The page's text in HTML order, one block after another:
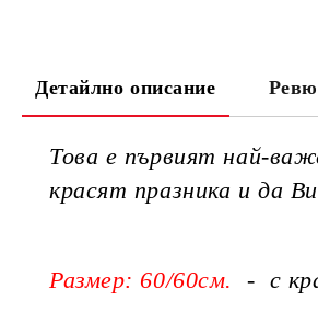
Детайлно описание
Това е първият най-
красят празника и да
Размер: 60/60см. - с